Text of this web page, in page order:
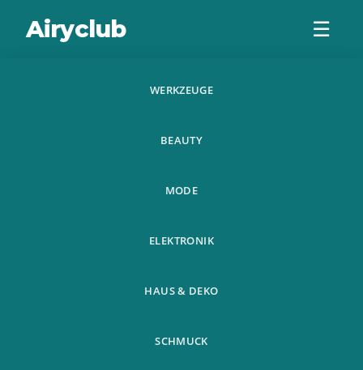
Airyclub ☰
WERKZEUGE
BEAUTY
MODE
ELEKTRONIK
HAUS & DEKO
SCHMUCK
Ruckfluss
Keramikbrenner